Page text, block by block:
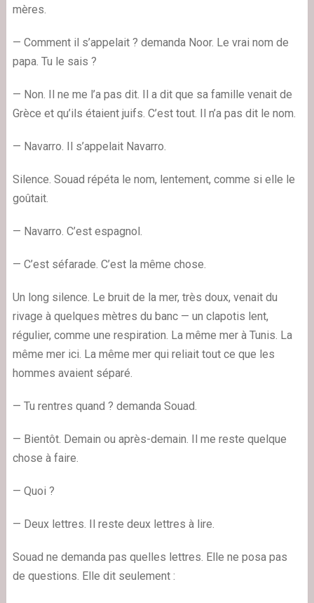
mères.
— Comment il s’appelait ? demanda Noor. Le vrai nom de
papa. Tu le sais ?
— Non. Il ne me l’a pas dit. Il a dit que sa famille venait de
Grèce et qu’ils étaient juifs. C’est tout. Il n’a pas dit le nom.
— Navarro. Il s’appelait Navarro.
Silence. Souad répéta le nom, lentement, comme si elle le
goûtait.
— Navarro. C’est espagnol.
— C’est séfarade. C’est la même chose.
Un long silence. Le bruit de la mer, très doux, venait du
rivage à quelques mètres du banc — un clapotis lent,
régulier, comme une respiration. La même mer à Tunis. La
même mer ici. La même mer qui reliait tout ce que les
hommes avaient séparé.
— Tu rentres quand ? demanda Souad.
— Bientôt. Demain ou après-demain. Il me reste quelque
chose à faire.
— Quoi ?
— Deux lettres. Il reste deux lettres à lire.
Souad ne demanda pas quelles lettres. Elle ne posa pas
de questions. Elle dit seulement :